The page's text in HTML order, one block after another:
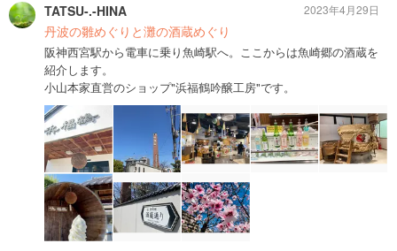
TATSU-.-HINA
丹波の雛めぐりと灘の酒蔵めぐり
阪神西宮駅から電車に乗り魚崎駅へ。ここからは魚崎郷の酒蔵を
紹介します。
小山本家直営のショップ"浜福鶴吟醸工房"です。
2023年4月29日